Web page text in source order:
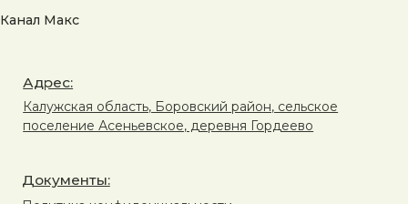
Канал Макс